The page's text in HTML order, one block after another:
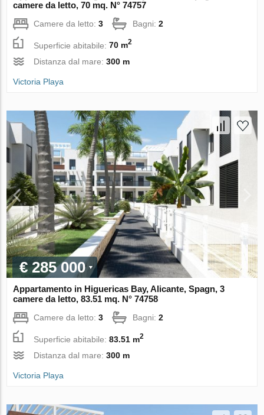
camere da letto, 70 mq. N° 74757
Camere da letto:3 Bagni:2
Superficie abitabile:70 m2
Distanza dal mare:300 m
Victoria Playa
€ 285 000
Appartamento in Higuericas Bay, Alicante, Spagn, 3
camere da letto, 83.51 mq. N° 74758
Camere da letto:3 Bagni:2
Superficie abitabile:83.51 m2
Distanza dal mare:300 m
Victoria Playa